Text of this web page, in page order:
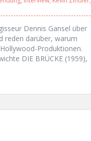
Dennis Gansel über
reden darüber, warum
Produktionen.
DIE BRÜCKE (1959),